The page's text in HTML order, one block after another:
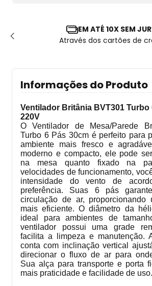
EM ATÉ 10X SEM
Através dos cartões de
Informações do Produto
Ventilador Britânia BVT301 Turbo
220V
O Ventilador de Mesa/Parede
Turbo 6 Pás 30cm é perfeito para
ambiente mais fresco e
moderno e compacto, ele pode
na mesa quanto fixado na
velocidades de funcionamento,
intensidade do vento de
preferência. Suas 6 pás
circulação de ar, proporcionando
mais eficiente. O diâmetro da
ideal para ambientes de
ventilador possui uma grade
facilita a limpeza e manutenção.
conta com inclinação vertical
direcionar o fluxo de ar para
Sua alça para transporte e porta
mais praticidade e facilidade de uso.